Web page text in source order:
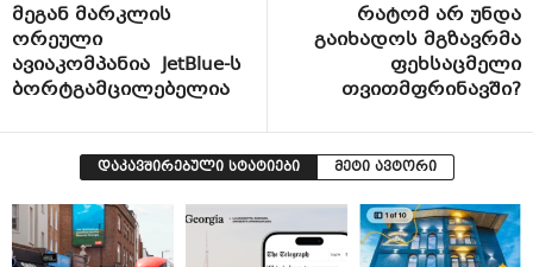
მეგან მარკლის
ორეული
ავიაკომპანია JetBlue-ს
ბორტგამცილებელია
რატომ არ უნდა
გაიხადოს მგზავრმა
ფეხსაცმელი
თვითმფრინავში?
დაკავშირებული სტატიები მეტი ავტორი